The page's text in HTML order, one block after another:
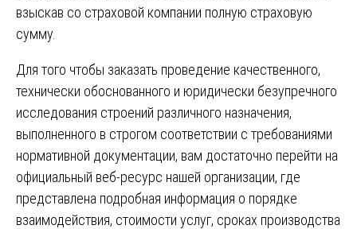
взыскав со страховой компании полную страховую
сумму.
Для того чтобы заказать проведение качественного,
технически обоснованного и юридически безупречного
исследования строений различного назначения,
выполненного в строгом соответствии с требованиями
нормативной документации, вам достаточно перейти на
официальный веб-ресурс нашей организации, где
представлена подробная информация о порядке
взаимодействия, стоимости услуг, сроках производства